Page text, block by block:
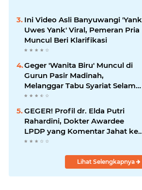
Ini Video Asli Banyuwangi 'Yank
Uwes Yank' Viral, Pemeran Pria
Muncul Beri Klarifikasi
Geger 'Wanita Biru' Muncul di
Gurun Pasir Madinah,
Melanggar Tabu Syariat Selama
Seribu Tahun
GEGER! Profil dr. Elda Putri
Rahardini, Dokter Awardee
LPDP yang Komentar Jahat ke
Pasien BPJS
Lihat Selengkapnya